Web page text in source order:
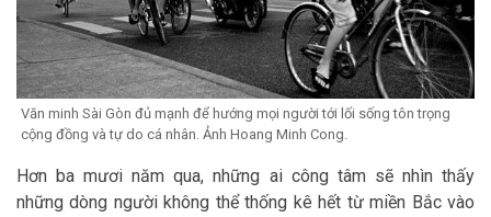
Văn minh Sài Gòn đủ mạnh để hướng mọi người tới lối sống tôn trọng
cộng đồng và tự do cá nhân. Ảnh Hoang Minh Cong.
Hơn ba mươi năm qua, những ai công tâm sẽ nhìn thấy
những dòng người không thể thống kê hết từ miền Bắc vào